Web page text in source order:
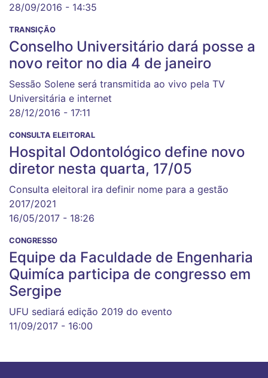
28/09/2016 - 14:35
TRANSIÇÃO
Conselho Universitário dará posse a
novo reitor no dia 4 de janeiro
Sessão Solene será transmitida ao vivo pela TV
Universitária e internet
28/12/2016 - 17:11
CONSULTA ELEITORAL
Hospital Odontológico define novo
diretor nesta quarta, 17/05
Consulta eleitoral ira definir nome para a gestão
2017/2021
16/05/2017 - 18:26
CONGRESSO
Equipe da Faculdade de Engenharia
Quimíca participa de congresso em
Sergipe
UFU sediará edição 2019 do evento
11/09/2017 - 16:00